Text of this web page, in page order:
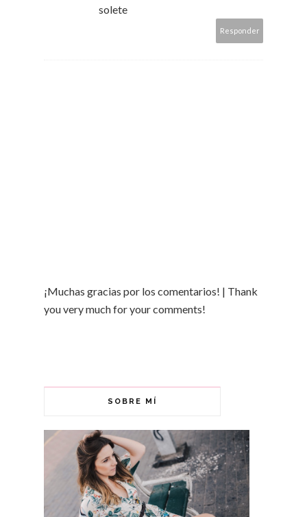
solete
Responder
¡Muchas gracias por los comentarios! | Thank
you very much for your comments!
SOBRE MÍ